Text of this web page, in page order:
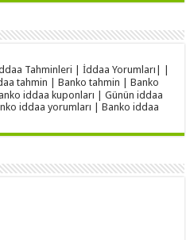
Tahminleri | İddaa Yorumları| |
tahmin | Banko tahmin | Banko
iddaa kuponları | Günün iddaa
iddaa yorumları | Banko iddaa